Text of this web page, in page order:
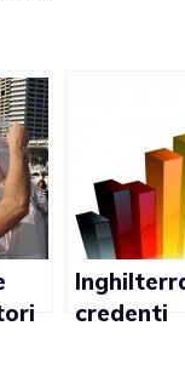
credenti